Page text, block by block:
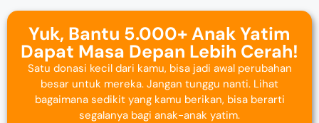
Yuk, Bantu 5.000+ Anak Yatim
Dapat Masa Depan Lebih Cerah!
Satu donasi kecil dari kamu, bisa jadi awal perubahan
besar untuk mereka. Jangan tunggu nanti. Lihat
bagaimana sedikit yang kamu berikan, bisa berarti
segalanya bagi anak-anak yatim.